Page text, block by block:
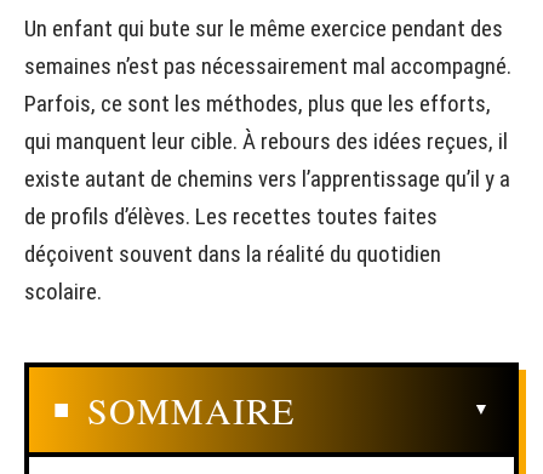
Un enfant qui bute sur le même exercice pendant des
semaines n’est pas nécessairement mal accompagné.
Parfois, ce sont les méthodes, plus que les efforts,
qui manquent leur cible. À rebours des idées reçues, il
existe autant de chemins vers l’apprentissage qu’il y a
de profils d’élèves. Les recettes toutes faites
déçoivent souvent dans la réalité du quotidien
scolaire.
SOMMAIRE